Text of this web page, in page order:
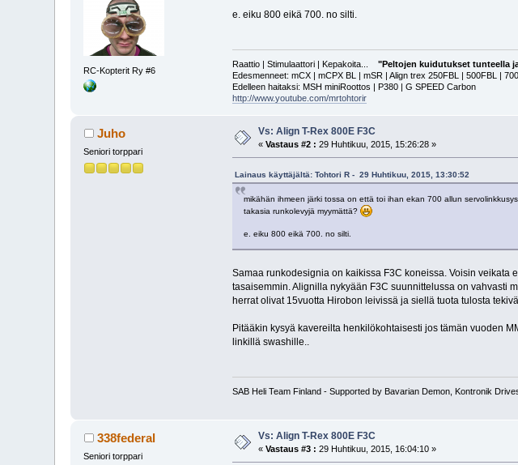
RC-Kopterit Ry #6
e. eiku 800 eikä 700. no silti.
Raattio | Stimulaattori | Kepakoita... "Peltojen kuidutukset tunteella
Edesmenneet: mCX | mCPX BL | mSR | Align trex 250FBL | 500FBL |
Edelleen haitaksi: MSH miniRoottos | P380 | G SPEED Carbon
http://www.youtube.com/mrtohtorir
Juho
Seniori torppari
Vs: Align T-Rex 800E F3C
«Vastaus #2 : 29 Huhtikuu, 2015, 15:26:28 »
Lainaus käyttäjältä: Tohtori R - 29 Huhtikuu, 2015, 13:30:52
mikähän ihmeen järki tossa on että toi ihan ekan 700 allun
takasia runkolevyjä myymättä?
e. eiku 800 eikä 700. no silti.
Samaa runkodesignia on kaikissa F3C koneissa. Voisin
tasaisemmin. Alignilla nykyään F3C suunnittelussa on vahvasti
herrat olivat 15vuotta Hirobon leivissä ja siellä tuota tulosta
Pitääkin kysyä kavereilta henkilökohtaisesti jos tämän vuoden
linkillä swashille..
SAB Heli Team Finland - Supported by Bavarian Demon, Kontronik
338federal
Seniori torppari
Vs: Align T-Rex 800E F3C
«Vastaus #3 : 29 Huhtikuu, 2015, 16:04:10 »